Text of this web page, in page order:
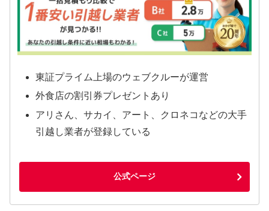
東証プライム上場のウェブクルーが運営
外食店の割引券プレゼントあり
アリさん、サカイ、アート、クロネコなどの大手
引越し業者が登録している
公式ページ